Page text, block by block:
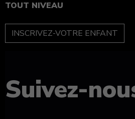
TOUT NIVEAU
INSCRIPTION
Suivez-